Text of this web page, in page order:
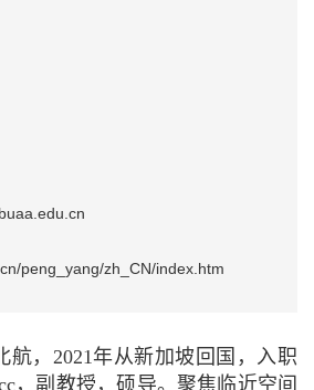
peng_yang/zh_CN/index.htm
航，2021年从新加坡回国，入职
，副教授，硕导。聚焦临近空间